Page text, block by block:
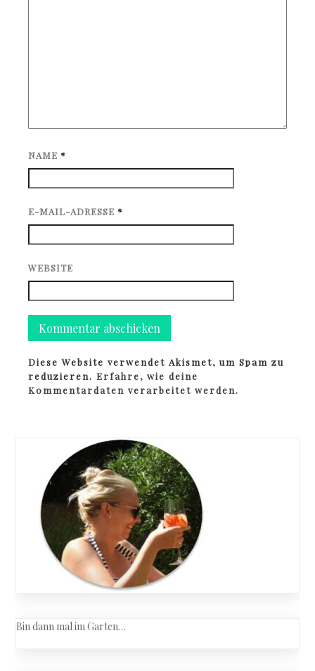
NAME *
E-MAIL-ADRESSE *
WEBSITE
Diese Website verwendet Akismet, um Spam zu
reduzieren.Erfahre, wie deine
Kommentardaten verarbeitet werden.
Bin dann mal im Garten…